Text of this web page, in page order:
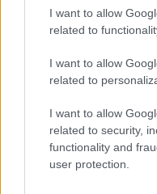
I want to allow
related to
I want to allow
related to
I want to allow
related to security,
functionality and
user protection.
Redução histórica do
de 2026 e julho de 2026
NÃO CLASSIFICADO